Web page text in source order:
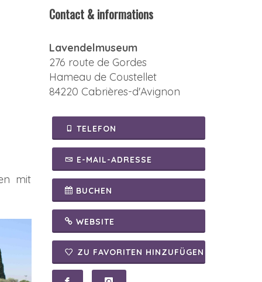
mit
Contact & informations
Lavendelmuseum
276 route de Gordes
Hameau de Coustellet
84220 Cabrières-d'Avignon
TELEFON
E-MAIL-ADRESSE
BUCHEN
WEBSITE
ZU FAVORITEN HINZUFÜGEN